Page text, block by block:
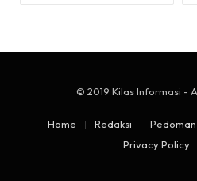
© 2019 Kilas Informasi -
Home Redaksi
Privacy Policy